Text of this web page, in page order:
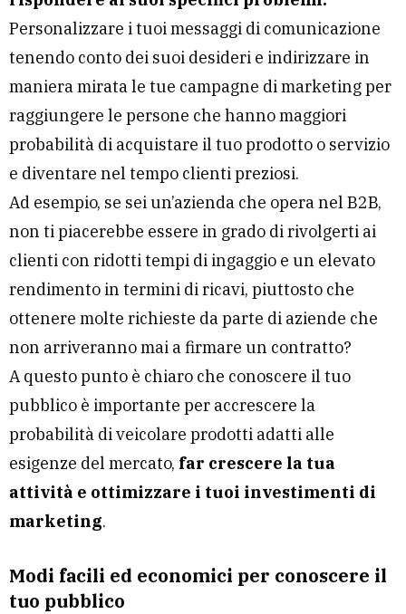
Personalizzare i tuoi messaggi di comunicazione
tenendo conto dei suoi desideri e indirizzare in
maniera mirata le tue campagne di marketing per
raggiungere le persone che hanno maggiori
probabilità di acquistare il tuo prodotto o servizio
e diventare nel tempo clienti preziosi.
Ad esempio, se sei un’azienda che opera nel B2B,
non ti piacerebbe essere in grado di rivolgerti ai
clienti con ridotti tempi di ingaggio e un elevato
rendimento in termini di ricavi, piuttosto che
ottenere molte richieste da parte di aziende che
non arriveranno mai a firmare un contratto?
A questo punto è chiaro che conoscere il tuo
pubblico è importante per accrescere la
probabilità di veicolare prodotti adatti alle
esigenze del mercato, far crescere la tua
attività e ottimizzare i tuoi investimenti di
marketing.
Modi facili ed economici per conoscere il
tuo pubblico